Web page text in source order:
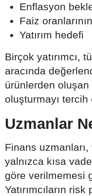
Enflasyon
Faiz
Yatırım hedefi
Birçok yatırımcı,
aracında
ürünlerden
oluşturmayı tercih
Uzmanlar
Finans uzmanları,
yalnızca kısa
göre verilmemesi
Yatırımcıların